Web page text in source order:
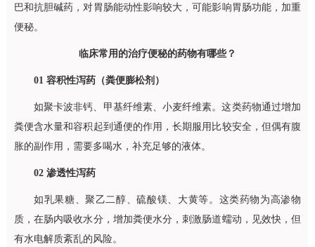
巴和抗胆碱药，对胃肠能动性影响较大，可能影响胃肠功能，加重
便秘。
临床常用的治疗便秘的药物有哪些？
01 容积性泻药（粪便膨松剂）
如聚卡波非钙、甲基纤维素、小麦纤维素。这类药物通过增加
粪便含水量和容积起到通便的作用，长期服用比较安全，但偶有腹
胀的副作用，需要多喝水，补充足够的液体。
02 渗透性泻药
如乳果糖、聚乙二醇、硫酸镁、大黄等。这类药物为高渗物
质，在肠内吸收水分，增加粪便水分，刺激肠道蠕动，见效快，但
有水电解质紊乱的风险。